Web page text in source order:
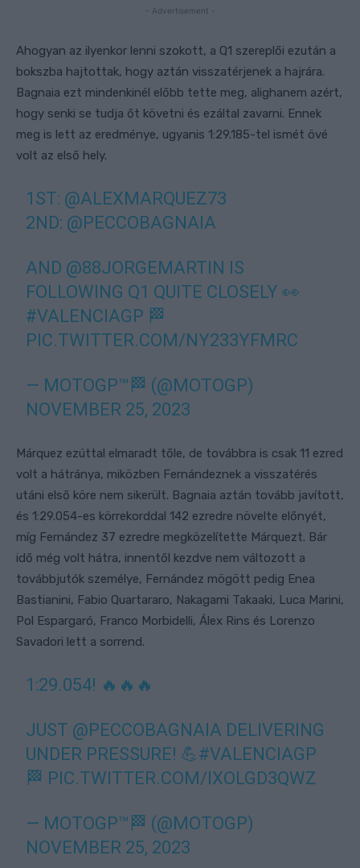
- Advertisement -
Ahogyan az ilyenkor lenni szokott, a Q1 szereplői ezután a
bokszba hajtottak, hogy aztán visszatérjenek a hajrára.
Bagnaia ezt mindenkinél előbb tette meg, alighanem azért,
hogy senki se tudja őt követni és ezáltal zavarni. Ennek
meg is lett az eredménye, ugyanis 1:29.185-tel ismét övé
volt az első hely.
1ST: @ALEXMARQUEZ73
2ND: @PECCOBAGNAIA
AND @88JORGEMARTIN IS
FOLLOWING Q1 QUITE CLOSELY 👀
#VALENCIAGP 🏁
PIC.TWITTER.COM/NY233YFMRC
— MOTOGP™🏁 (@MOTOGP)
NOVEMBER 25, 2023
Márquez ezúttal elmaradt tőle, de továbbra is csak 11 ezred
volt a hátránya, miközben Fernándeznek a visszatérés
utáni első köre nem sikerült. Bagnaia aztán tovább javított,
és 1:29.054-es körrekorddal 142 ezredre növelte előnyét,
míg Fernández 37 ezredre megközelítette Márquezt. Bár
idő még volt hátra, innentől kezdve nem változott a
továbbjutók személye, Fernández mögött pedig Enea
Bastianini, Fabio Quartararo, Nakagami Takaaki, Luca Marini,
Pol Espargaró, Franco Morbidelli, Álex Rins és Lorenzo
Savadori lett a sorrend.
1:29.054! 🔥🔥🔥
JUST @PECCOBAGNAIA DELIVERING
UNDER PRESSURE! 💪#VALENCIAGP
🏁 PIC.TWITTER.COM/IXOLGD3QWZ
— MOTOGP™🏁 (@MOTOGP)
NOVEMBER 25, 2023